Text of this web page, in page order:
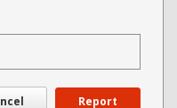
Report